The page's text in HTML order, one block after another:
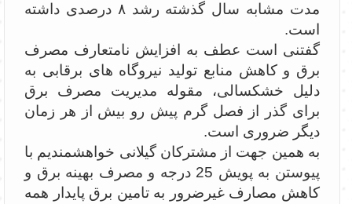
مدت مشابه سال گذشته رشد ۸ درصدی داشته
است.
گفتنی است عطف به افزایش نامتعارف مصرف
برق و کاهش منابع تولید نیروگاه های برقابی به
دلیل خشکسالی، مقوله مدیریت مصرف برق
برای گذر از فصل گرم پیش رو بیش از هر زمان
دیگر ضروری است.
به همین جهت از مشترکان گیلانی خواهشمندیم با
پیوستن به پویش 25 درجه و مصرف بهینه برق و
کاهش مصارف غیرضرور به تامین برق پایدار همه